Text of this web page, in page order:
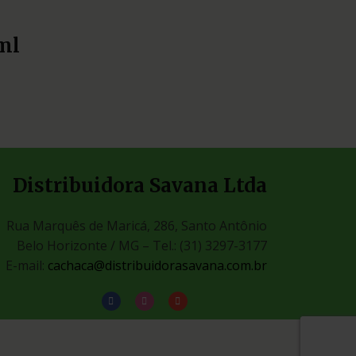
Distribuidora Savana Ltda
Rua Marquês de Maricá, 286, Santo Antônio
Belo Horizonte / MG – Tel.: (31) 3297-3177
E-mail: cachaca@distribuidorasavana.com.br